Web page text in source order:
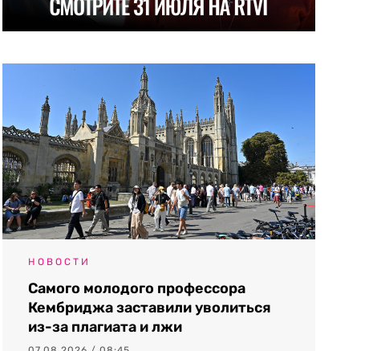
НОВОСТИ
Самого молодого профессора
Кембриджа заставили уволиться
из-за плагиата и лжи